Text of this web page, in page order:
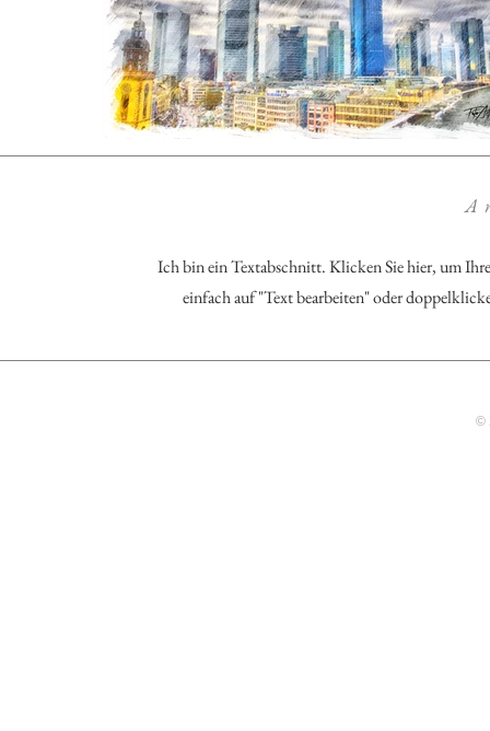
Ich bin ein Textabschnitt. Klicken Sie hier, um
einfach auf "Text bearbeiten" oder
©